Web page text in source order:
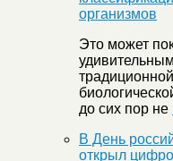
Это может
до сих пор не
В День
открыл